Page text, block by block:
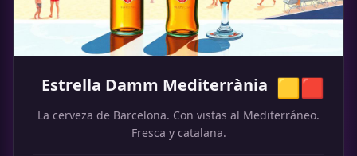
Estrella Damm Mediterrània 🟨🟥
La cerveza de Barcelona. Con vistas al Mediterráneo.
Fresca y catalana.